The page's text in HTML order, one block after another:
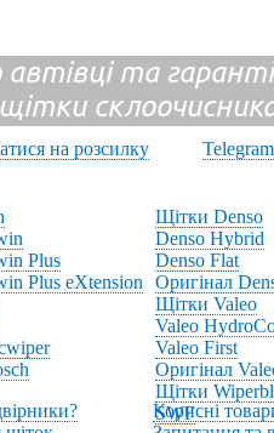
автівці та
щітки
на розсилку
Telegram
Plus
Plus eXtension
Щітки Denso
Denso Hybrid
Denso Flat
Оригінал
Щітки Valeo
Valeo
Valeo First
Оригінал
Щітки
SWF
Корисні